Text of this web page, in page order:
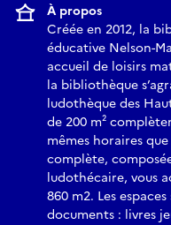
À propos
Créée en 2012, la
éducative Nelson-
accueil de loisirs
la bibliothèque
ludothèque des
de 200 m²
mêmes horaires
complète,
ludothécaire, vous
860 m2. Les
documents : livres